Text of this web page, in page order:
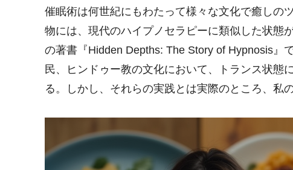
催眠術は何世紀にもわたって様々な文化で癒しの
物には、現代のハイプノセラピーに類似した状態
の著書『Hidden Depths: The Story of Hypnosis』
民、ヒンドゥー教の文化において、トランス状態
る。しかし、それらの実践とは実際のところ、私